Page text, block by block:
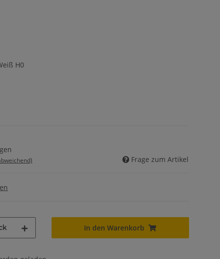
H0
Frage zum Artikel
In den Warenkorb